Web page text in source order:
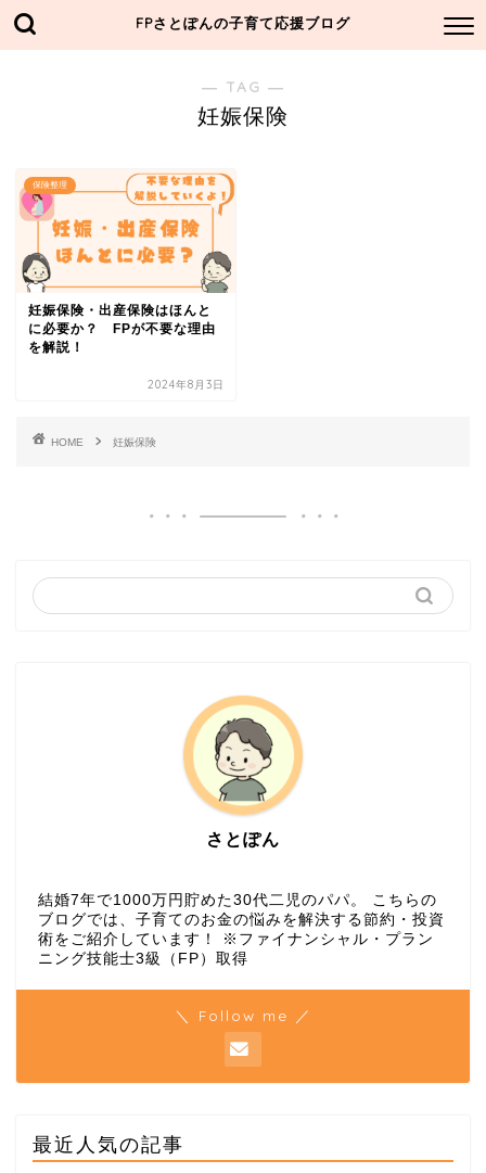
FPさとぽんの子育て応援ブログ
― TAG ―
妊娠保険
保険整理
妊娠保険・出産保険はほんと
に必要か？ FPが不要な理由
を解説！
2024年8月3日
HOME 妊娠保険
さとぽん
結婚7年で1000万円貯めた30代二児のパパ。 こちらの
ブログでは、子育てのお金の悩みを解決する節約・投資
術をご紹介しています！ ※ファイナンシャル・プラン
ニング技能士3級（FP）取得
＼ Follow me ／
最近人気の記事